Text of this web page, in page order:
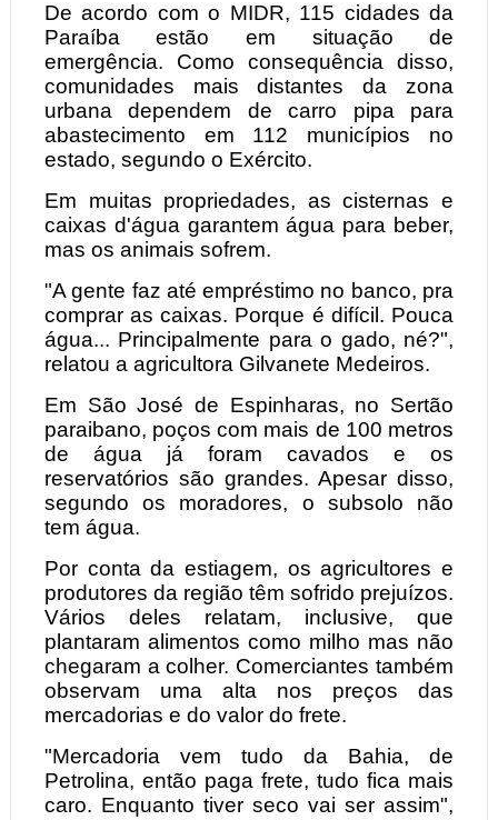
De acordo com o MIDR, 115 cidades da
Paraíba estão em situação de
emergência. Como consequência disso,
comunidades mais distantes da zona
urbana dependem de carro pipa para
abastecimento em 112 municípios no
estado, segundo o Exército.
Em muitas propriedades, as cisternas e
caixas d'água garantem água para beber,
mas os animais sofrem.
"A gente faz até empréstimo no banco, pra
comprar as caixas. Porque é difícil. Pouca
água... Principalmente para o gado, né?",
relatou a agricultora Gilvanete Medeiros.
Em São José de Espinharas, no Sertão
paraibano, poços com mais de 100 metros
de água já foram cavados e os
reservatórios são grandes. Apesar disso,
segundo os moradores, o subsolo não
tem água.
Por conta da estiagem, os agricultores e
produtores da região têm sofrido prejuízos.
Vários deles relatam, inclusive, que
plantaram alimentos como milho mas não
chegaram a colher. Comerciantes também
observam uma alta nos preços das
mercadorias e do valor do frete.
"Mercadoria vem tudo da Bahia, de
Petrolina, então paga frete, tudo fica mais
caro. Enquanto tiver seco vai ser assim",